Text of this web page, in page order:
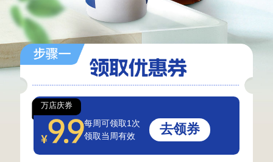
万店庆券
每周可领取1次
领取当周有效
去领券